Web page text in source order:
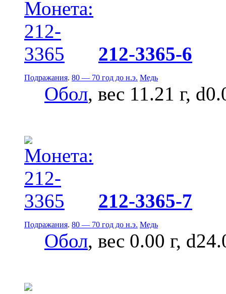
212-3365-6
Подражания. 80 — 70 год до н.э. Медь
Обол, вес 11.21 г,
212-3365-7
Подражания. 80 — 70 год до н.э. Медь
Обол, вес 0.00 г,